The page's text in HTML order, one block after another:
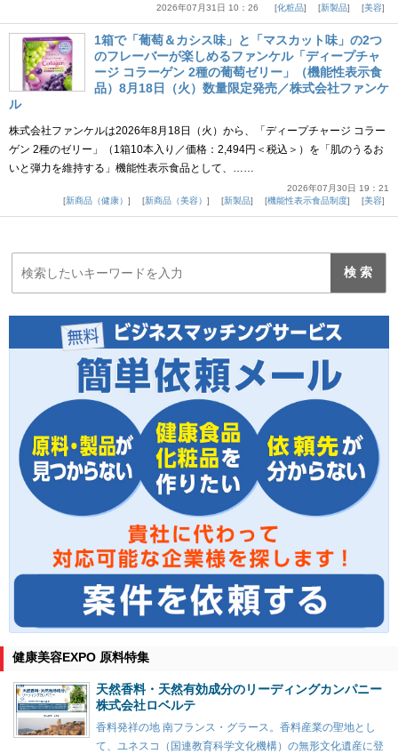
2026年07月31日 10：26 化粧品 新製品 美容
1箱で「葡萄＆カシス味」と「マスカット味」の2つ
のフレーバーが楽しめるファンケル「ディープチャ
ージ コラーゲン 2種の葡萄ゼリー」（機能性表示食
品）8月18日（火）数量限定発売／株式会社ファンケ
ル
株式会社ファンケルは2026年8月18日（火）から、「ディープチャージ コラー
ゲン 2種のゼリー」（1箱10本入り／価格：2,494円＜税込＞）を「肌のうるお
いと弾力を維持する」機能性表示食品として、……
2026年07月30日 19：21
新商品（健康）
新商品（美容） 新製品 機能性表示食品制度 美容
健康美容EXPO 原料特集
天然香料・天然有効成分のリーディングカンパニー
株式会社ロベルテ
香料発祥の地 南フランス・グラース。香料産業の聖地とし
て、ユネスコ（国連教育科学文化機構）の無形文化遺産に登